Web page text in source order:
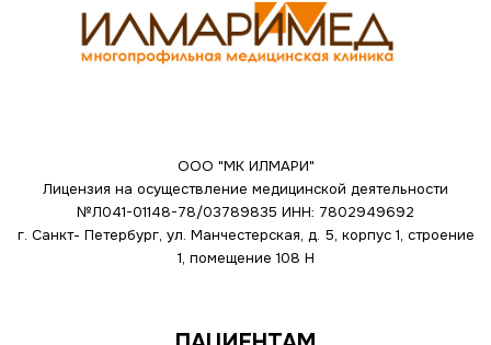
ООО "МК ИЛМАРИ"
Лицензия на осуществление медицинской деятельности
№Л041-01148-78/03789835 ИНН: 7802949692
г. Санкт- Петербург, ул. Манчестерская, д. 5, корпус 1, строение
1, помещение 108 Н